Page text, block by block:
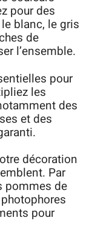
pour des
blanc, le gris
de
l’ensemble.
pour
les
des
et des
décoration
Par
pommes de
pour